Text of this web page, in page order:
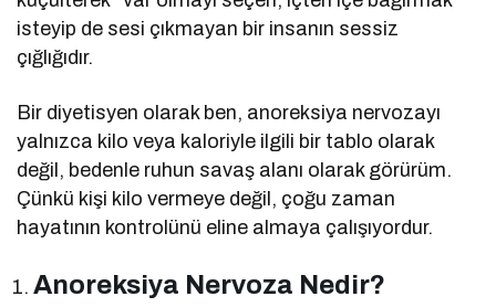
isteyip de sesi çıkmayan bir insanın sessiz
çığlığıdır.
Bir diyetisyen olarak ben, anoreksiya nervozayı
yalnızca kilo veya kaloriyle ilgili bir tablo olarak
değil, bedenle ruhun savaş alanı olarak görürüm.
Çünkü kişi kilo vermeye değil, çoğu zaman
hayatının kontrolünü eline almaya çalışıyordur.
Anoreksiya Nervoza Nedir?